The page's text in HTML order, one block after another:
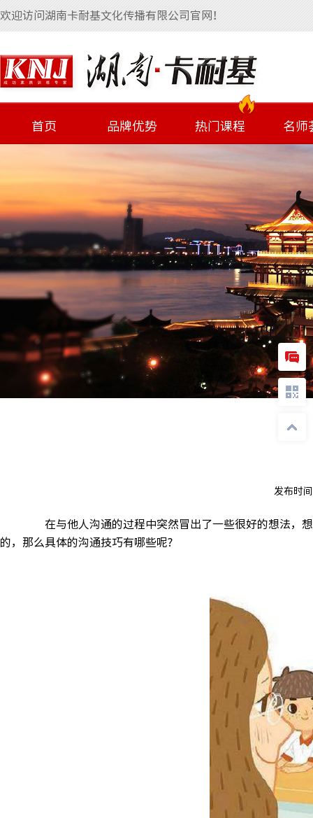
欢迎访问湖南卡耐基文化传播有限公司官网！
首页 品牌优势 热门课程 名师
发布时
在与他人沟通的过程中突然冒出了一些很好的想法，想
的，那么具体的沟通技巧有哪些呢?